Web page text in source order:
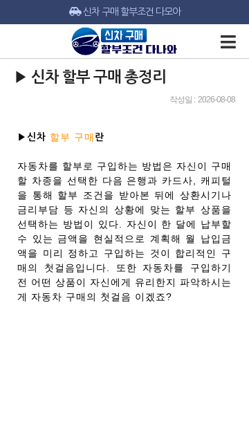
신차 구매 할부조건 다모아
▶ 신차 할부 구매 총정리
작성일 : 2026-08-08
▶신차 할부 구매 란
자동차를 할부로 구입하는 방법은 자신이 구매
할 차종을 선택한 다음 은행과 카드사, 캐피털
을 통해 할부 조건을 받아본 뒤에 상환시기나
금리부담 등 자신의 상황에 맞는 할부 상품을
선택하는 방법이 있다. 자신이 한 달에 납부할
수 있는 금액을 현실적으로 계획해 월 납입금
액을 미리 정하고 구입하는 것이 합리적인 구
매의 첫걸음입니다. 또한 자동차를 구입하기
전 어떤 상품이 자신에게 유리한지 파악하시는
게 자동차 구매의 첫걸음 이겠죠?